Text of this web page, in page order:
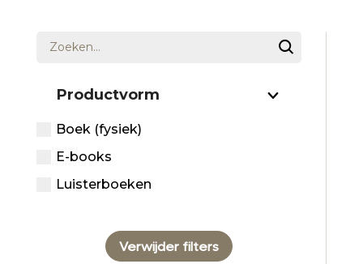
Productvorm
Boek (fysiek)
E-books
Luisterboeken
Verwijder filters